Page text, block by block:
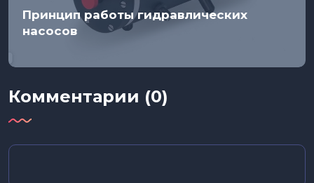
Принцип работы гидравлических
насосов
Комментарии (0)